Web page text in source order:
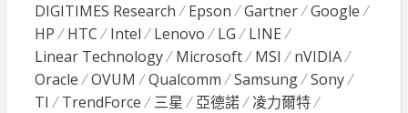
DIGITIMES Research
Epson Gartner
Google
HP
HTC Intel Lenovo LG
LINE
Linear Technology
Microsoft MSI
nVIDIA
Oracle
OVUM Qualcomm Samsung
Sony
TI
TrendForce 三星 亞德諾
凌力爾特